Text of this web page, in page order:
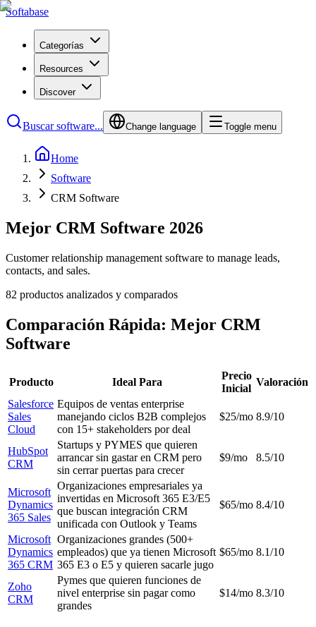
Softabase
Categorías
Resources
Discover
Buscar software... Change language Toggle menu
Home
Software
CRM Software
Mejor CRM Software 2026
Customer relationship management software to manage leads,
contacts, and sales.
82 productos analizados y comparados
Comparación Rápida: Mejor CRM
Software
Producto Ideal Para
Precio
Inicial
Valoración
Salesforce
Sales
Cloud
Equipos de ventas enterprise
manejando ciclos B2B complejos
con 15+ stakeholders por deal
$25/mo 8.9/10
HubSpot
CRM
Startups y PYMES que quieren
arrancar sin gastar en CRM pero
sin cerrar puertas para crecer
$9/mo 8.5/10
Microsoft
Dynamics
365 Sales
Organizaciones empresariales ya
invertidas en Microsoft 365 E3/E5
que buscan integración CRM
unificada con Outlook y Teams
$65/mo 8.4/10
Microsoft
Dynamics
365 CRM
Organizaciones grandes (500+
empleados) que ya tienen Microsoft
365 E3 o E5 y quieren sacarle jugo
$65/mo 8.1/10
Zoho
CRM
Pymes que quieren funciones de
nivel enterprise sin pagar como
grandes
$14/mo 8.3/10